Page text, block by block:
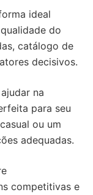
ideal
do
catálogo de
decisivos.
na
para seu
ou um
adequadas.
competitivas e